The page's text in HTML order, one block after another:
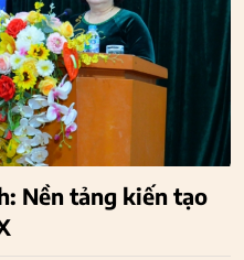
Nền tảng kiến tạo